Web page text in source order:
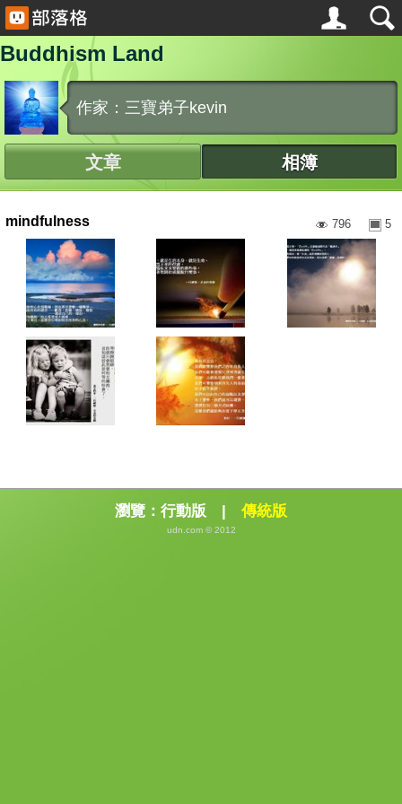
Buddhism Land
作家：三寶弟子kevin
文章 相簿
mindfulness 5
796
瀏覽： 行動版 | 傳統版
udn.com © 2012